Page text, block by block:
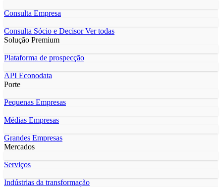
Consulta Empresa
Consulta Sócio e DecisorVer todas
Solução Premium
Plataforma de prospecção
API Econodata
Porte
Pequenas Empresas
Médias Empresas
Grandes Empresas
Mercados
Serviços
Indústrias da transformação